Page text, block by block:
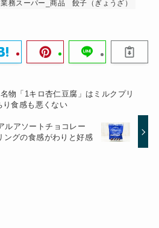
業務スーパー_商品
餃子（ぎょうざ）
物「1キロ杏仁豆腐」はミルクプリ
り食感も悪くない
ルアソートチョコレー
ングの食感がわりと好感